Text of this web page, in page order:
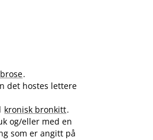
.
det hostes lettere
kronisk bronkitt.
og​/​eller med en
som er angitt på